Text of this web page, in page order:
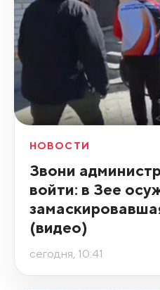
НОВОСТИ
Звони
войти: в Зее
(видео)
сегодня, 10:41